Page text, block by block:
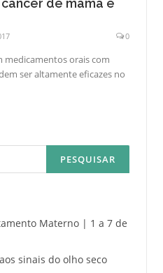
0
medicamentos orais com
ser altamente eficazes no
Materno | 1 a 7 de
sinais do olho seco